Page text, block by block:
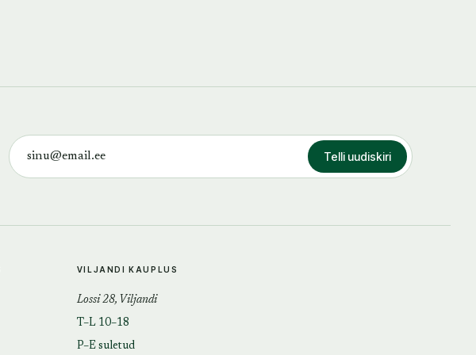
Telli uudiskiri
VILJANDI KAUPLUS
Lossi 28, Viljandi
T–L 10–18
P–E suletud